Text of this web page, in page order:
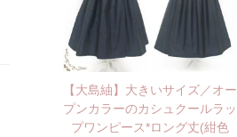
【大島紬】大きいサイズ／オー
プンカラーのカシュクールラッ
プワンピース*ロング丈(紺色